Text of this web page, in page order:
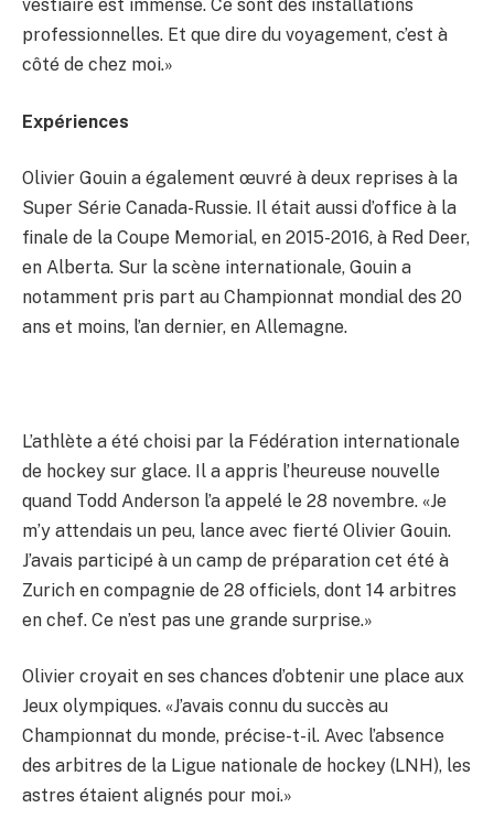
vestiaire est immense. Ce sont des installations
professionnelles. Et que dire du voyagement, c’est à
côté de chez moi.»
Expériences
Olivier Gouin a également œuvré à deux reprises à la
Super Série Canada-Russie. Il était aussi d’office à la
finale de la Coupe Memorial, en 2015-2016, à Red Deer,
en Alberta. Sur la scène internationale, Gouin a
notamment pris part au Championnat mondial des 20
ans et moins, l’an dernier, en Allemagne.
L’athlète a été choisi par la Fédération internationale
de hockey sur glace. Il a appris l’heureuse nouvelle
quand Todd Anderson l’a appelé le 28 novembre. «Je
m’y attendais un peu, lance avec fierté Olivier Gouin.
J’avais participé à un camp de préparation cet été à
Zurich en compagnie de 28 officiels, dont 14 arbitres
en chef. Ce n’est pas une grande surprise.»
Olivier croyait en ses chances d’obtenir une place aux
Jeux olympiques. «J’avais connu du succès au
Championnat du monde, précise-t-il. Avec l’absence
des arbitres de la Ligue nationale de hockey (LNH), les
astres étaient alignés pour moi.»